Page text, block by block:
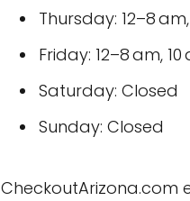
Thursday: 12–8
Friday: 12–8 am,
Saturday: Closed
Sunday: Closed
CheckoutArizona.com